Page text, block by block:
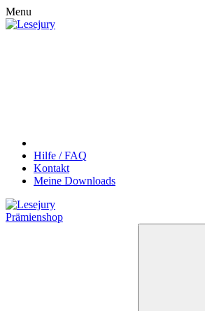
Menu
Hilfe / FAQ
Kontakt
Meine Downloads
Prämienshop